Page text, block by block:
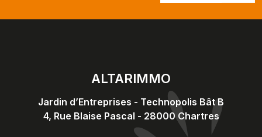
ALTARIMMO
Jardin d’Entreprises - Technopolis Bât B
4, Rue Blaise Pascal - 28000Chartres